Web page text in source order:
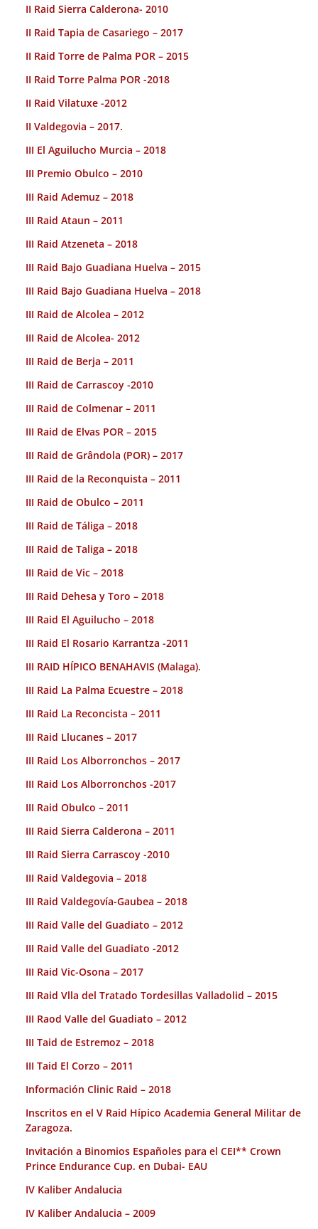
II Raid Sierra Calderona- 2010
II Raid Tapia de Casariego – 2017
II Raid Torre de Palma POR – 2015
II Raid Torre Palma POR -2018
II Raid Vilatuxe -2012
II Valdegovia – 2017.
III El Aguilucho Murcia – 2018
III Premio Obulco – 2010
III Raid Ademuz – 2018
III Raid Ataun – 2011
III Raid Atzeneta – 2018
III Raid Bajo Guadiana Huelva – 2015
III Raid Bajo Guadiana Huelva – 2018
III Raid de Alcolea – 2012
III Raid de Alcolea- 2012
III Raid de Berja – 2011
III Raid de Carrascoy -2010
III Raid de Colmenar – 2011
III Raid de Elvas POR – 2015
III Raid de Grândola (POR) – 2017
III Raid de la Reconquista – 2011
III Raid de Obulco – 2011
III Raid de Táliga – 2018
III Raid de Taliga – 2018
III Raid de Vic – 2018
III Raid Dehesa y Toro – 2018
III Raid El Aguilucho – 2018
III Raid El Rosario Karrantza -2011
III RAID HÍPICO BENAHAVIS (Malaga).
III Raid La Palma Ecuestre – 2018
III Raid La Reconcista – 2011
III Raid Llucanes – 2017
III Raid Los Alborronchos – 2017
III Raid Los Alborronchos -2017
III Raid Obulco – 2011
III Raid Sierra Calderona – 2011
III Raid Sierra Carrascoy -2010
III Raid Valdegovia – 2018
III Raid Valdegovía-Gaubea – 2018
III Raid Valle del Guadiato – 2012
III Raid Valle del Guadiato -2012
III Raid Vic-Osona – 2017
III Raid Vlla del Tratado Tordesillas Valladolid – 2015
III Raod Valle del Guadiato – 2012
III Taid de Estremoz – 2018
III Taid El Corzo – 2011
Información Clinic Raid – 2018
Inscritos en el V Raid Hípico Academia General Militar de
Zaragoza.
Invitación a Binomios Españoles para el CEI** Crown
Prince Endurance Cup. en Dubai- EAU
IV Kaliber Andalucia
IV Kaliber Andalucia – 2009